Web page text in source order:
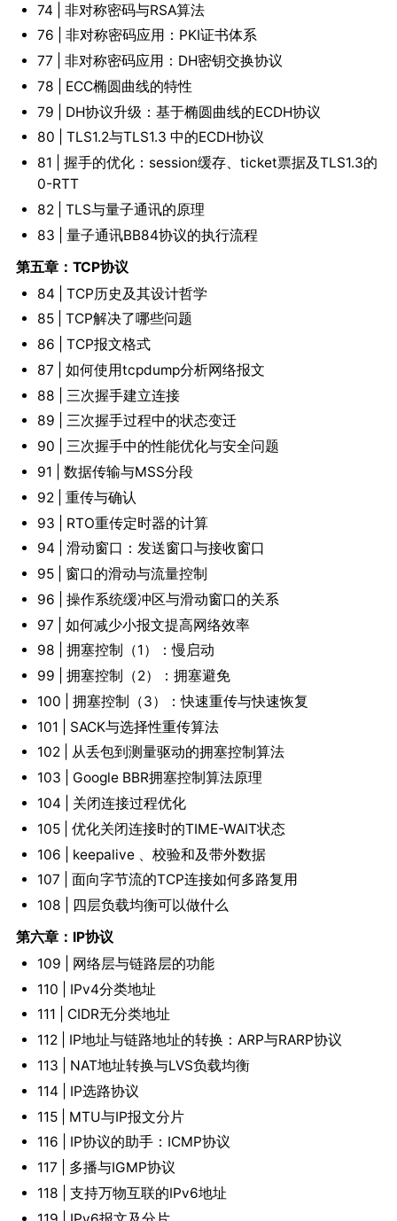
74 | 非对称密码与RSA算法
76 | 非对称密码应用：PKI证书体系
77 | 非对称密码应用：DH密钥交换协议
78 | ECC椭圆曲线的特性
79 | DH协议升级：基于椭圆曲线的ECDH协议
80 | TLS1.2与TLS1.3 中的ECDH协议
81 | 握手的优化：session缓存、ticket票据及TLS1.3的
0-RTT
82 | TLS与量子通讯的原理
83 | 量子通讯BB84协议的执行流程
第五章：TCP协议
84 | TCP历史及其设计哲学
85 | TCP解决了哪些问题
86 | TCP报文格式
87 | 如何使用tcpdump分析网络报文
88 | 三次握手建立连接
89 | 三次握手过程中的状态变迁
90 | 三次握手中的性能优化与安全问题
91 | 数据传输与MSS分段
92 | 重传与确认
93 | RTO重传定时器的计算
94 | 滑动窗口：发送窗口与接收窗口
95 | 窗口的滑动与流量控制
96 | 操作系统缓冲区与滑动窗口的关系
97 | 如何减少小报文提高网络效率
98 | 拥塞控制（1）：慢启动
99 | 拥塞控制（2）：拥塞避免
100 | 拥塞控制（3）：快速重传与快速恢复
101 | SACK与选择性重传算法
102 | 从丢包到测量驱动的拥塞控制算法
103 | Google BBR拥塞控制算法原理
104 | 关闭连接过程优化
105 | 优化关闭连接时的TIME-WAIT状态
106 | keepalive 、校验和及带外数据
107 | 面向字节流的TCP连接如何多路复用
108 | 四层负载均衡可以做什么
第六章：IP协议
109 | 网络层与链路层的功能
110 | IPv4分类地址
111 | CIDR无分类地址
112 | IP地址与链路地址的转换：ARP与RARP协议
113 | NAT地址转换与LVS负载均衡
114 | IP选路协议
115 | MTU与IP报文分片
116 | IP协议的助手：ICMP协议
117 | 多播与IGMP协议
118 | 支持万物互联的IPv6地址